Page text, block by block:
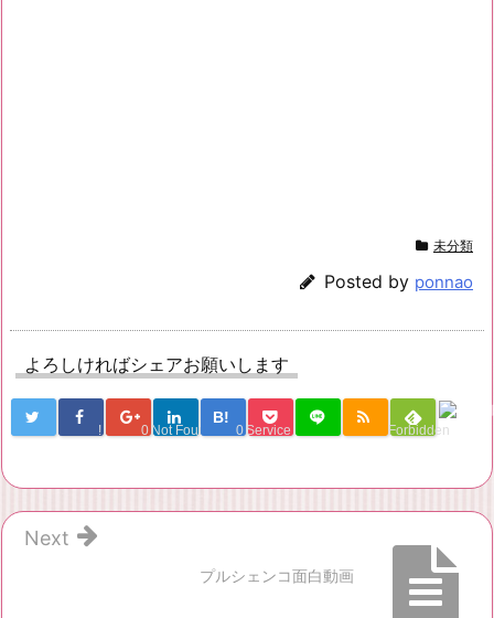
未分類
Posted by ponnao
よろしければシェアお願いします
! 0 Not Found
B!
0 Service Una Forbidden
プルシェンコ面白動画
Next